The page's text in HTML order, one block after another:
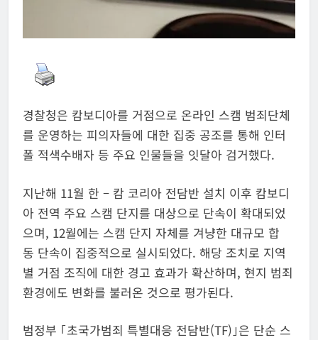
경찰청은 캄보디아를 거점으로 온라인 스캠 범죄단체
를 운영하는 피의자들에 대한 집중 공조를 통해 인터
폴 적색수배자 등 주요 인물들을 잇달아 검거했다.
지난해 11월 한 – 캄 코리아 전담반 설치 이후 캄보디
아 전역 주요 스캠 단지를 대상으로 단속이 확대되었
으며, 12월에는 스캠 단지 자체를 겨냥한 대규모 합
동 단속이 집중적으로 실시되었다. 해당 조치로 지역
별 거점 조직에 대한 경고 효과가 확산하며, 현지 범죄
환경에도 변화를 불러온 것으로 평가된다.
범정부 ｢초국가범죄 특별대응 전담반(TF)｣은 단순 스